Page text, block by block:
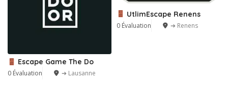
Escape Game The Do
0 Évaluation ➔ Lausanne
UtlimEscape Renens
0 Évaluation ➔ Renens